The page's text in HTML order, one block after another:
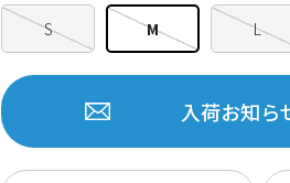
S M L
入荷お知ら